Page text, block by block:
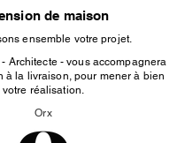
de maison
ensemble votre projet.
- Architecte - vous accompagnera
à la livraison, pour mener à bien
votre réalisation.
Orx